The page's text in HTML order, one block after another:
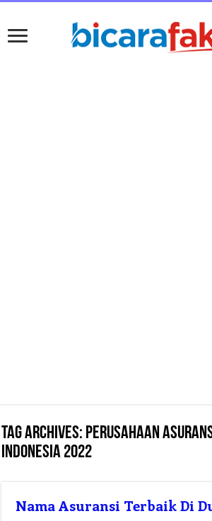
Tag Archives: perusahaan
indonesia 2022
Nama Asuransi Terbaik Di